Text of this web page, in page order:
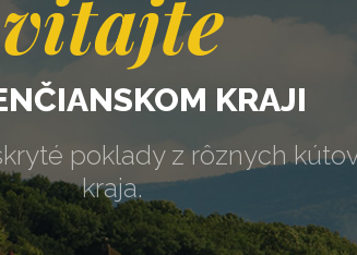
vitajte
KRAJI
poklady z rôznych
kraja.